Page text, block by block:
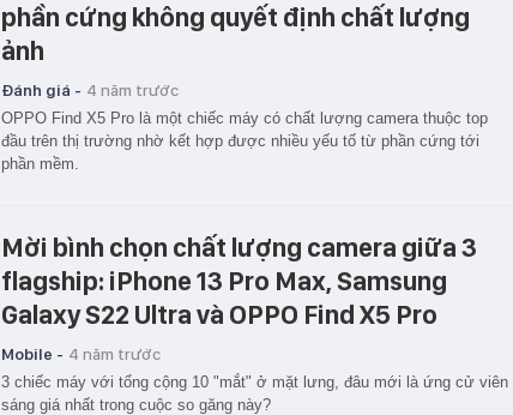
phần cứng không quyết định chất lượng
ảnh
Đánh giá - 4 năm trước
OPPO Find X5 Pro là một chiếc máy có chất lượng camera thuộc top
đầu trên thị trường nhờ kết hợp được nhiều yếu tố từ phần cứng tới
phần mềm.
Mời bình chọn chất lượng camera giữa 3
flagship: iPhone 13 Pro Max, Samsung
Galaxy S22 Ultra và OPPO Find X5 Pro
Mobile - 4 năm trước
3 chiếc máy với tổng cộng 10 "mắt" ở mặt lưng, đâu mới là ứng cử viên
sáng giá nhất trong cuộc so găng này?